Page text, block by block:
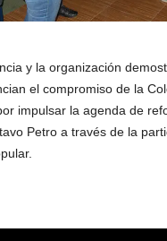
y la organización
el compromiso de la
impulsar la agenda de
Petro a través de la